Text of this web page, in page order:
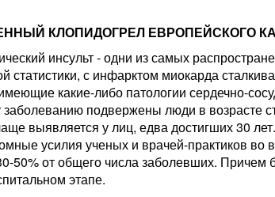
КЛОПИДОГРЕЛ ЕВРОПЕЙСКОГО
инсульт - одни из самых
статистики, с инфарктом миокарда
какие-либо патологии сердечно-
подвержены люди в возрасте
выявляется у лиц, едва достигших 30
усилия ученых и врачей-практиков во
50% от общего числа заболевших. Причем
этапе.